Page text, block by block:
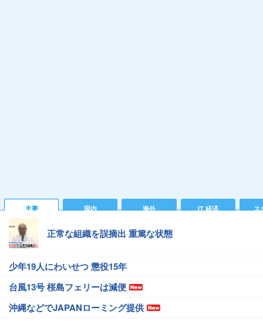
主要 国内 海外 IT 経済 ス
正常な組織を誤摘出 重篤な状態
少年19人にわいせつ 懲役15年
台風13号 桜島フェリーは減便
沖縄などでJAPANローミング提供